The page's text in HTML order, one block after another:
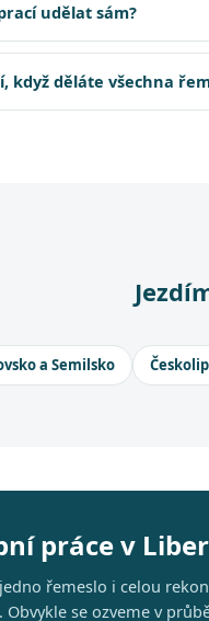
udělat sám?
když děláte všechna
a Semilsko
práce v
řemeslo i celou
. Obvykle se ozveme v